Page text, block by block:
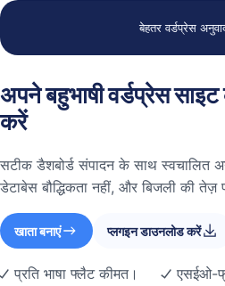
बेहतर वर्डप्रेस
अपने बहुभाषी वर्डप्रेस साइट
करें
सटीक डैशबोर्ड संपादन के साथ स्वचालित
डेटाबेस बौद्धिकता नहीं, और बिजली की तेज़
खाता बनाएं प्लगइन डाउनलोड करें
प्रति भाषा फ्लैट कीमत।
एसईओ-